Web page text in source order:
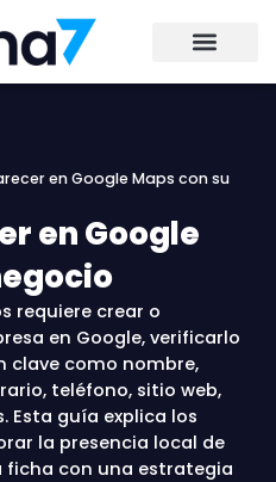
en Google Maps con su
en Google
requiere crear o
en Google, verificarlo
clave como nombre,
teléfono, sitio web,
Esta guía explica los
la presencia local de
ficha con una estrategia